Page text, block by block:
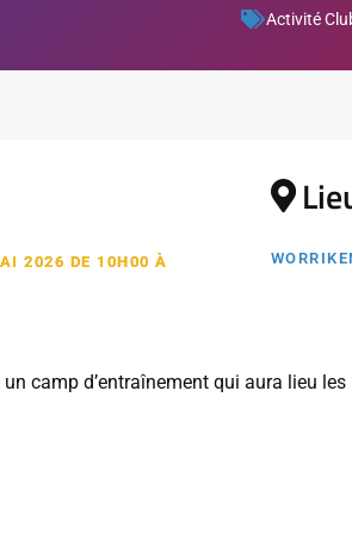
Activité
2026 DE 10H00 À
camp d’entraînement qui aura lieu